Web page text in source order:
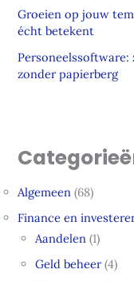
Groeien op jouw
écht betekent
zonder papierberg
Algemeen (68)
Finance en
Aandelen (1)
Geld beheer(4)